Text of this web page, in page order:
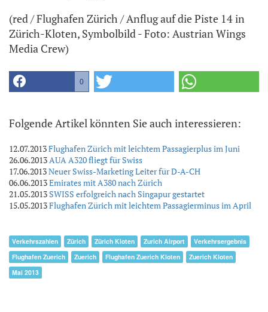
(red / Flughafen Zürich / Anflug auf die Piste 14 in
Zürich-Kloten, Symbolbild - Foto: Austrian Wings
Media Crew)
0
Folgende Artikel könnten Sie auch interessieren:
12.07.2013Flughafen Zürich mit leichtem Passagierplus im Juni
26.06.2013AUA A320 fliegt für Swiss
17.06.2013Neuer Swiss-Marketing Leiter für D-A-CH
06.06.2013Emirates mit A380 nach Zürich
21.05.2013 SWISS erfolgreich nach Singapur gestartet
15.05.2013Flughafen Zürich mit leichtem Passagierminus im April
Verkehrszahlen Zürich Zürich Kloten Zurich Airport
Verkehrsergebnis
Flughafen Zuerich
Zuerich Flughafen Zuerich Kloten
Zuerich Kloten
Mai 2013